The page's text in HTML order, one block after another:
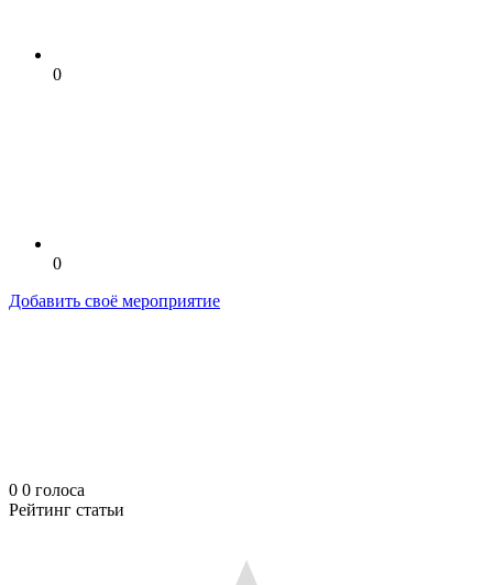
0
0
Добавить своё мероприятие
0 0 голоса
Рейтинг статьи